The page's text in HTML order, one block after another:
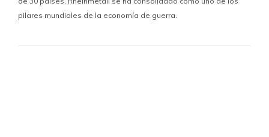
pilares mundiales de la economía de guerra.